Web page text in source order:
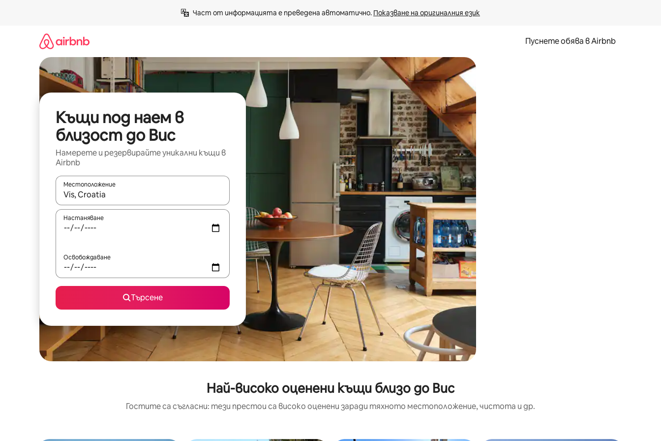
Част от информацията е преведена автоматично. Показване на оригиналния език
Пуснете обява в Airbnb
Къщи под наем в
близост до Вис
Намерете и резервирайте уникални къщи в
Airbnb
Местоположение
Когато резултатите се покажат, използвайте клавишите със стрелки нагоре и надолу или навигирайте с докосване или плъзгане.
Настаняване
Освобождаване
Търсене
Най-високо оценени къщи близо до Вис
Гостите са съгласни: тези престои са високо оценени заради тяхното местоположение, чистота и др.